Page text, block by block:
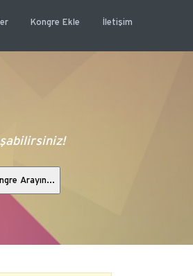
Kongre Ekle İletişim